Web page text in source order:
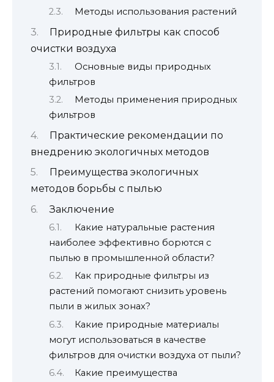
Методы использования растений
Природные фильтры как способ
очистки воздуха
Основные виды природных
фильтров
Методы применения природных
фильтров
Практические рекомендации по
внедрению экологичных методов
Преимущества экологичных
методов борьбы с пылью
Заключение
Какие натуральные растения
наиболее эффективно борются с
пылью в промышленной области?
Как природные фильтры из
растений помогают снизить уровень
пыли в жилых зонах?
Какие природные материалы
могут использоваться в качестве
фильтров для очистки воздуха от пыли?
Какие преимущества